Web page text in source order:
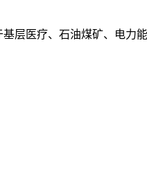
层医疗、石油煤矿、电力